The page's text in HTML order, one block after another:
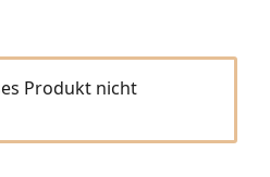
Produkt nicht